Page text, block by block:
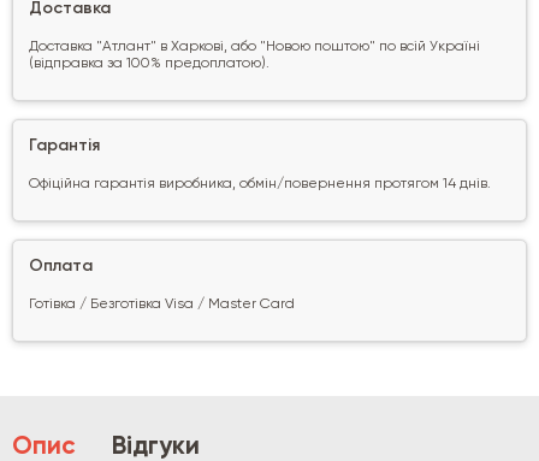
Доставка
Доставка "Атлант" в Харкові, або "Новою поштою" по всій Україні
(відправка за 100% предоплатою).
Гарантія
Офіційна гарантія виробника, обмін/повернення протягом 14 днів.
Оплата
Готівка / Безготівка Visa / Master Card
Опис Відгуки